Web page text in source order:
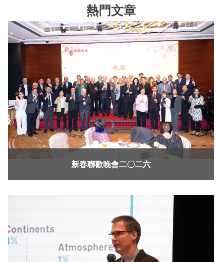
熱門文章
新春聯歡晚會二〇二六